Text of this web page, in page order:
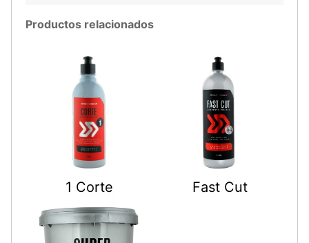
Productos relacionados
1 Corte Fast Cut